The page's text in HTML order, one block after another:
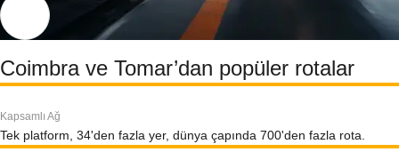
Coimbra ve Tomar’dan popüler rotalar
Kapsamlı Ağ
Tek platform, 34'den fazla yer, dünya çapında 700'den fazla rota.